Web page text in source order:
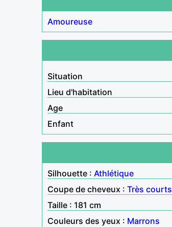
Amoureuse
Situation
Lieu d'habitation
Age
Enfant
Silhouette : Athlétique
Coupe de cheveux : Très courts
Taille : 181 cm
Couleurs des yeux : Marrons